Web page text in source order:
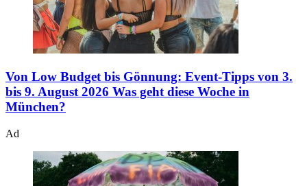
Von Low Budget bis Gönnung: Event-Tipps von 3.
bis 9. August 2026 Was geht diese Woche in
München?
Ad